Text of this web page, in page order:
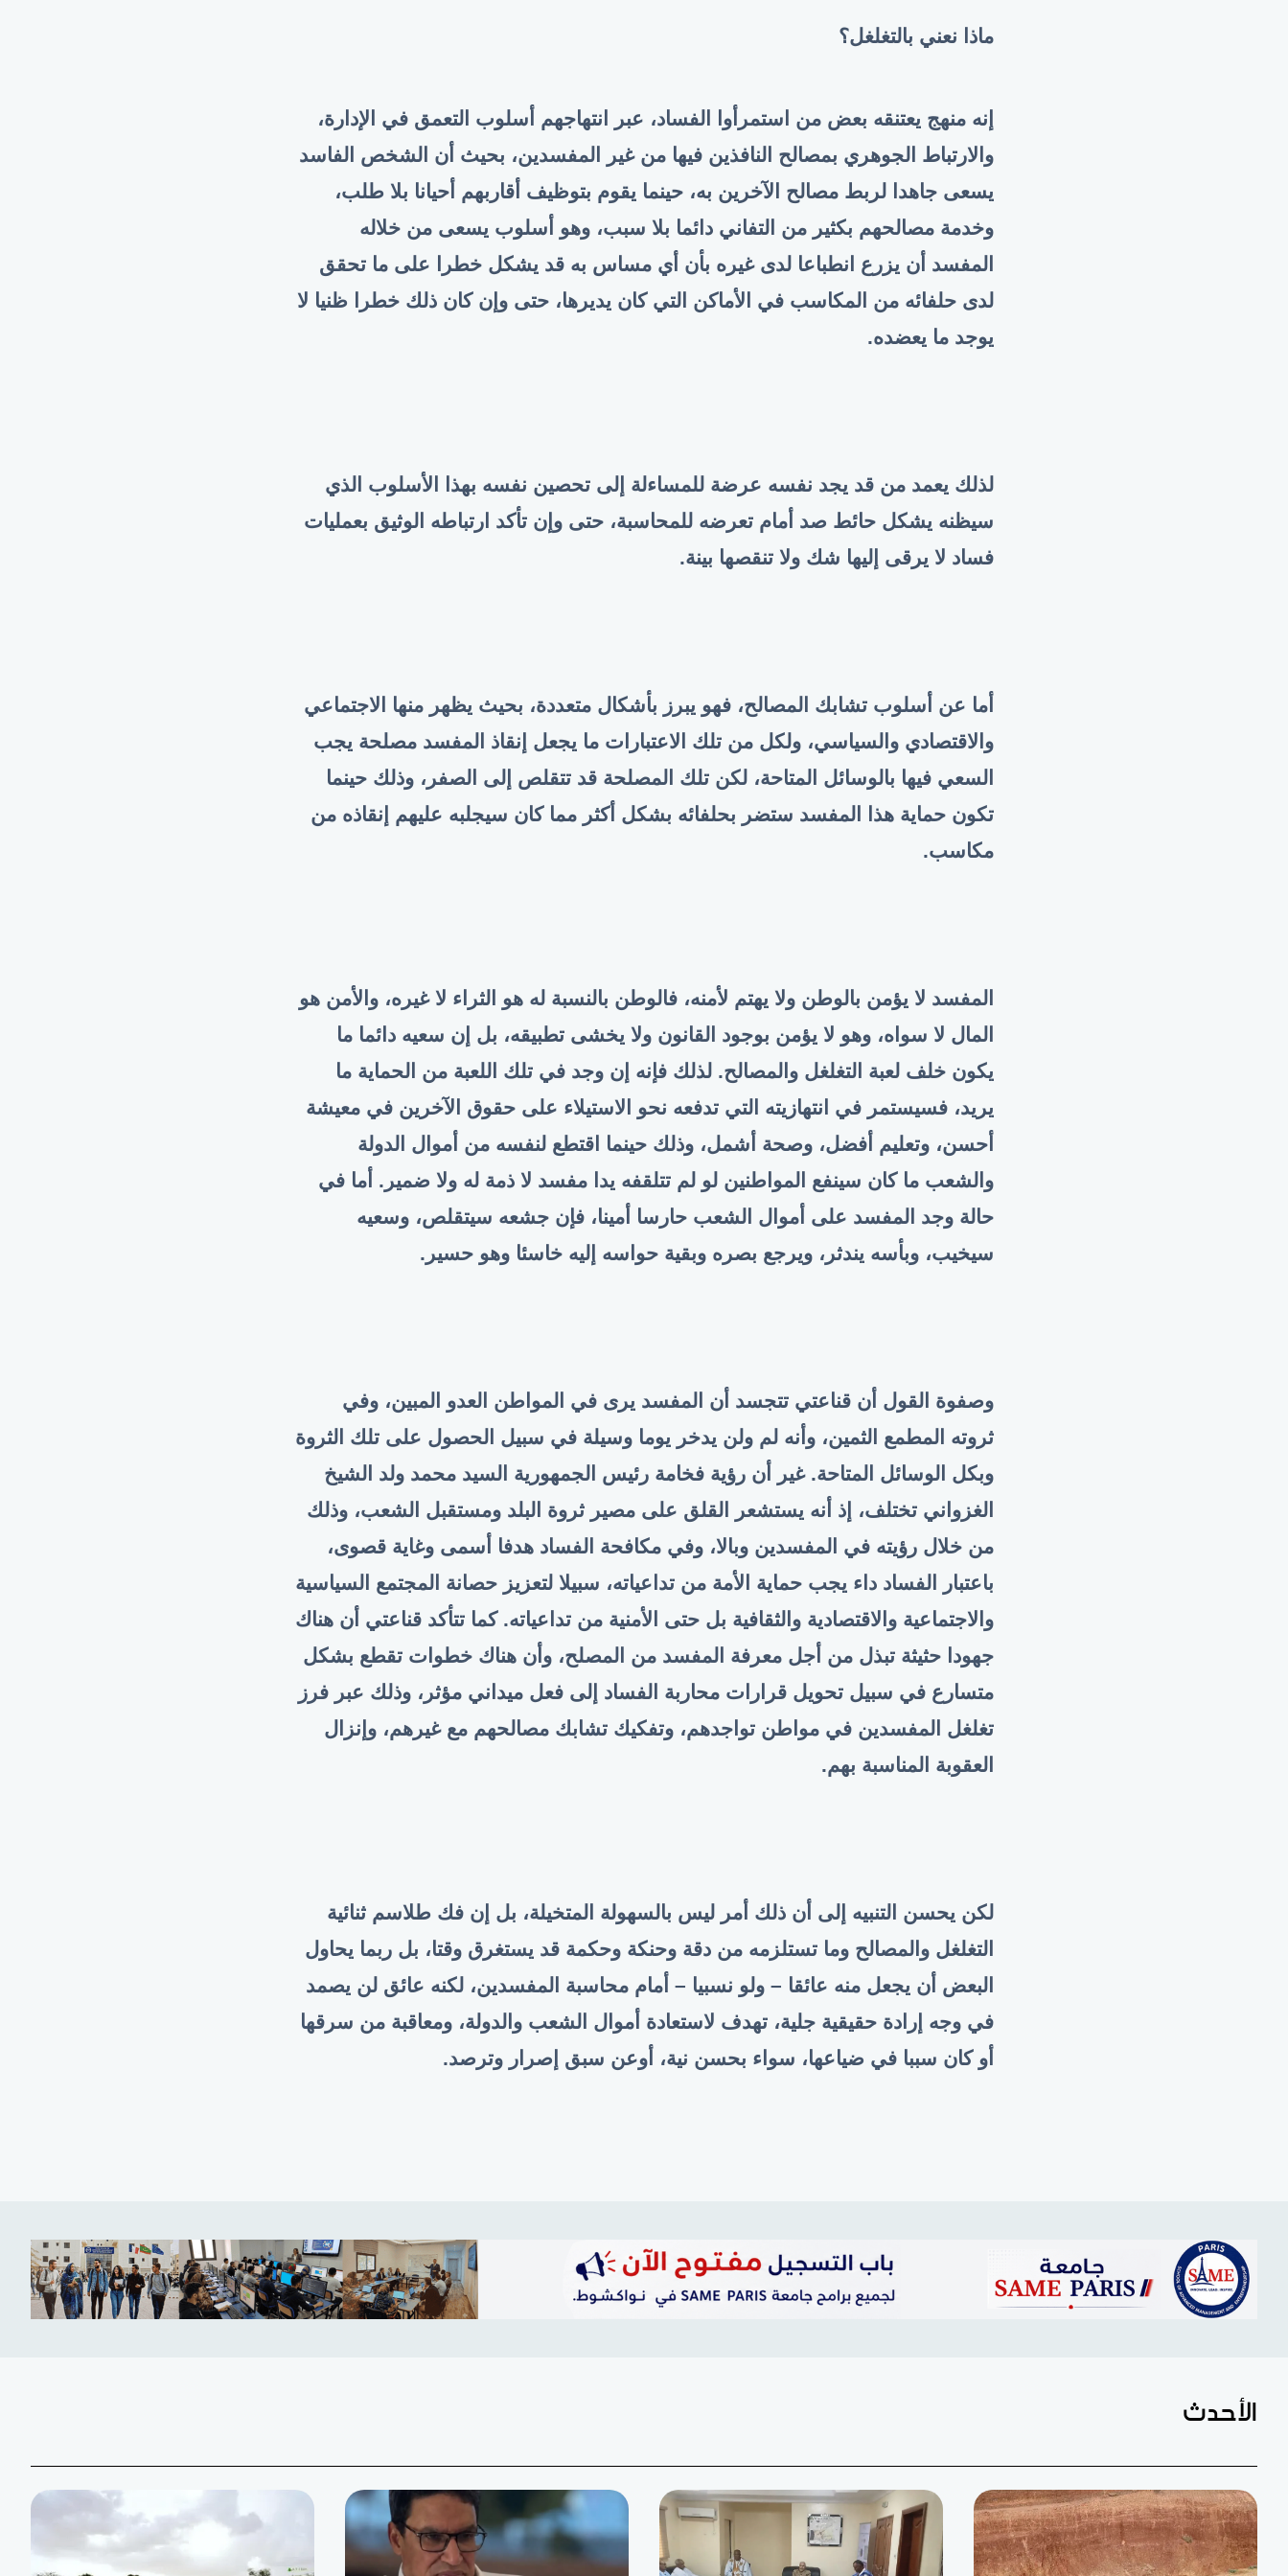
ماذا نعني بالتغلغل؟
إنه منهج يعتنقه بعض من استمرأوا الفساد، عبر انتهاجهم أسلوب التعمق في الإدارة،
والارتباط الجوهري بمصالح النافذين فيها من غير المفسدين، بحيث أن الشخص الفاسد
يسعى جاهدا لربط مصالح الآخرين به، حينما يقوم بتوظيف أقاربهم أحيانا بلا طلب،
وخدمة مصالحهم بكثير من التفاني دائما بلا سبب، وهو أسلوب يسعى من خلاله
المفسد أن يزرع انطباعا لدى غيره بأن أي مساس به قد يشكل خطرا على ما تحقق
لدى حلفائه من المكاسب في الأماكن التي كان يديرها، حتى وإن كان ذلك خطرا ظنيا لا
يوجد ما يعضده.
لذلك يعمد من قد يجد نفسه عرضة للمساءلة إلى تحصين نفسه بهذا الأسلوب الذي
سيظنه يشكل حائط صد أمام تعرضه للمحاسبة، حتى وإن تأكد ارتباطه الوثيق بعمليات
فساد لا يرقى إليها شك ولا تنقصها بينة.
أما عن أسلوب تشابك المصالح، فهو يبرز بأشكال متعددة، بحيث يظهر منها الاجتماعي
والاقتصادي والسياسي، ولكل من تلك الاعتبارات ما يجعل إنقاذ المفسد مصلحة يجب
السعي فيها بالوسائل المتاحة، لكن تلك المصلحة قد تتقلص إلى الصفر، وذلك حينما
تكون حماية هذا المفسد ستضر بحلفائه بشكل أكثر مما كان سيجلبه عليهم إنقاذه من
مكاسب.
المفسد لا يؤمن بالوطن ولا يهتم لأمنه، فالوطن بالنسبة له هو الثراء لا غيره، والأمن هو
المال لا سواه، وهو لا يؤمن بوجود القانون ولا يخشى تطبيقه، بل إن سعيه دائما ما
يكون خلف لعبة التغلغل والمصالح. لذلك فإنه إن وجد في تلك اللعبة من الحماية ما
يريد، فسيستمر في انتهازيته التي تدفعه نحو الاستيلاء على حقوق الآخرين في معيشة
أحسن، وتعليم أفضل، وصحة أشمل، وذلك حينما اقتطع لنفسه من أموال الدولة
والشعب ما كان سينفع المواطنين لو لم تتلقفه يدا مفسد لا ذمة له ولا ضمير. أما في
حالة وجد المفسد على أموال الشعب حارسا أمينا، فإن جشعه سيتقلص، وسعيه
سيخيب، وبأسه يندثر، ويرجع بصره وبقية حواسه إليه خاسئا وهو حسير .
وصفوة القول أن قناعتي تتجسد أن المفسد يرى في المواطن العدو المبين، وفي
ثروته المطمع الثمين، وأنه لم ولن يدخر يوما وسيلة في سبيل الحصول على تلك الثروة
وبكل الوسائل المتاحة. غير أن رؤية فخامة رئيس الجمهورية السيد محمد ولد الشيخ
الغزواني تختلف، إذ أنه يستشعر القلق على مصير ثروة البلد ومستقبل الشعب، وذلك
من خلال رؤيته في المفسدين وبالا، وفي مكافحة الفساد هدفا أسمى وغاية قصوى،
باعتبار الفساد داء يجب حماية الأمة من تداعياته، سبيلا لتعزيز حصانة المجتمع السياسية
والاجتماعية والاقتصادية والثقافية بل حتى الأمنية من تداعياته. كما تتأكد قناعتي أن هناك
جهودا حثيثة تبذل من أجل معرفة المفسد من المصلح، وأن هناك خطوات تقطع بشكل
متسارع في سبيل تحويل قرارات محاربة الفساد إلى فعل ميداني مؤثر، وذلك عبر فرز
تغلغل المفسدين في مواطن تواجدهم، وتفكيك تشابك مصالحهم مع غيرهم، وإنزال
العقوبة المناسبة بهم.
لكن يحسن التنبيه إلى أن ذلك أمر ليس بالسهولة المتخيلة، بل إن فك طلاسم ثنائية
التغلغل والمصالح وما تستلزمه من دقة وحنكة وحكمة قد يستغرق وقتا، بل ربما يحاول
البعض أن يجعل منه عائقا – ولو نسبيا – أمام محاسبة المفسدين، لكنه عائق لن يصمد
في وجه إرادة حقيقية جلية، تهدف لاستعادة أموال الشعب والدولة، ومعاقبة من سرقها
أو كان سببا في ضياعها، سواء بحسن نية، أوعن سبق إصرار وترصد.
الأحدث